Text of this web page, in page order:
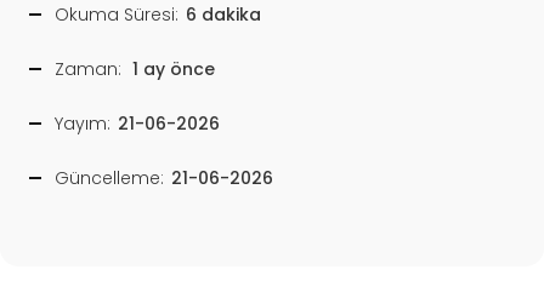
Okuma Süresi: 6 dakika
Zaman: 1 ay önce
Yayım: 21-06-2026
Güncelleme: 21-06-2026